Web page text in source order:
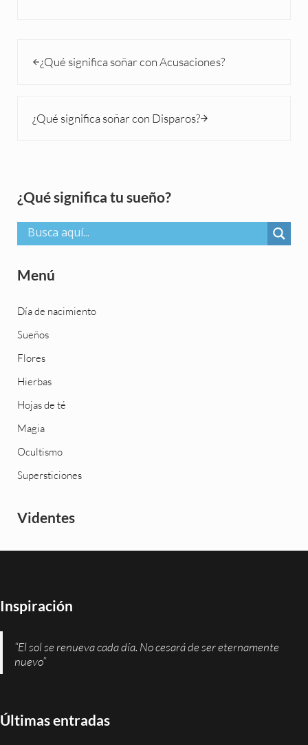
¿Qué significa soñar con Acusaciones?
¿Qué significa soñar con Disparos?
Sidebar
¿Qué significa tu sueño?
Menú
Día de nacimiento
Sueños
Flores
Hierbas
Hojas de té
Magia
Ocultismo
Supersticiones
Videntes
Inspiración
“El sol se renueva cada día. No cesará de ser eternamente
nuevo”
Últimas entradas